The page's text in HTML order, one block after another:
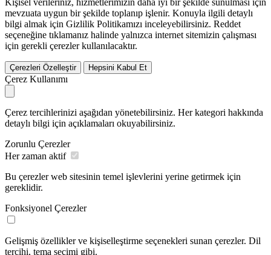
mevzuata uygun bir şekilde toplanıp işlenir. Konuyla ilgili detaylı
bilgi almak için Gizlilik Politikamızı inceleyebilirsiniz. Reddet
seçeneğine tıklamanız halinde yalnızca internet sitemizin çalışması
için gerekli çerezler kullanılacaktır.
Çerezleri Özelleştir Hepsini Kabul Et
Çerez Kullanımı
Çerez tercihlerinizi aşağıdan yönetebilirsiniz. Her kategori hakkında
detaylı bilgi için açıklamaları okuyabilirsiniz.
Zorunlu Çerezler
Her zaman aktif
Bu çerezler web sitesinin temel işlevlerini yerine getirmek için
gereklidir.
Fonksiyonel Çerezler
Gelişmiş özellikler ve kişiselleştirme seçenekleri sunan çerezler. Dil
tercihi, tema seçimi gibi.